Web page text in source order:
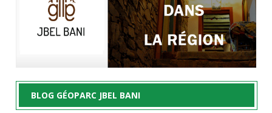
BLOG GÉOPARC JBEL BANI